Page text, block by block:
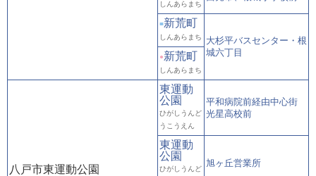
しんあらまち
■新荒町
しんあらまち
大杉平バスセンター・根
城六丁目
●新荒町
しんあらまち
八戸市東運動公園
東運動
公園
ひがしうんど
うこうえん
平和病院前経由中心街
光星高校前
東運動
公園
ひがしうんど
旭ヶ丘営業所